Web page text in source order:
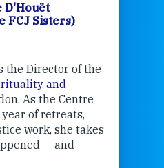
D'Houët
FCJ Sisters)
the Director of the
and
As the Centre
of retreats,
work, she takes
— and